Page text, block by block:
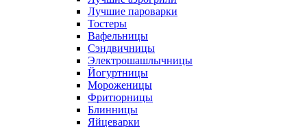
Лучшие пароварки
Тостеры
Вафельницы
Сэндвичницы
Электрошашлычницы
Йогуртницы
Мороженицы
Фритюрницы
Блинницы
Яйцеварки